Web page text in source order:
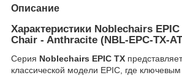
Описание
Характеристики Noblechairs
Chair - Anthracite (NBL-EPC-TX-
Серия Noblechairs EPIC TX
классической модели EPIC, где